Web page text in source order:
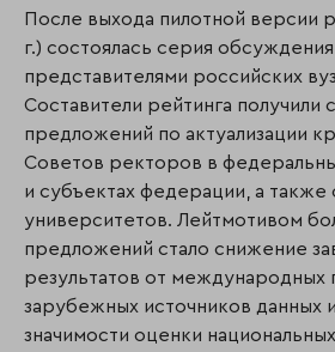
После выхода пилотной версии
г.) состоялась серия
представителями российских
Составители рейтинга получили
предложений по актуализации
Советов ректоров в
и субъектах федерации, а также
университетов. Лейтмотивом
предложений стало снижение
результатов от международных
зарубежных источников данных
значимости оценки